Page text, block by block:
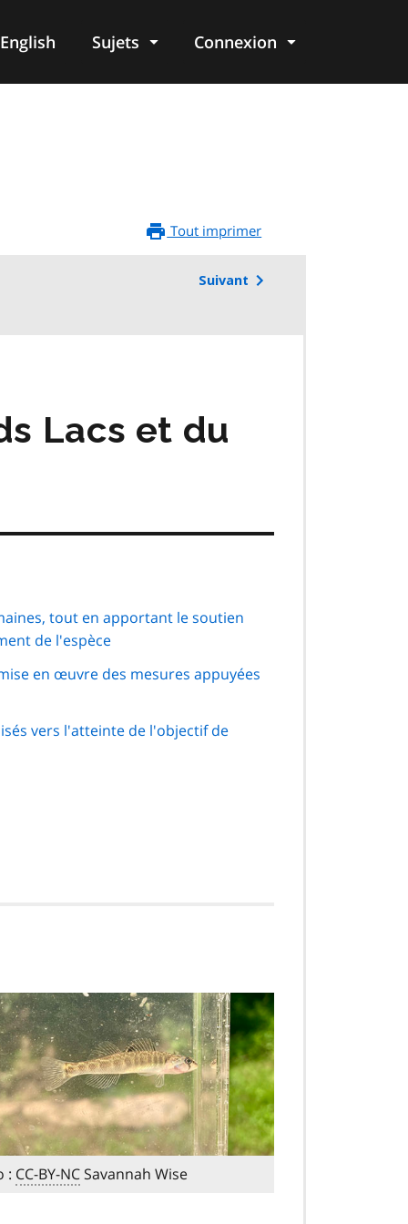
English Sujets Connexion
Tout imprimer
Suivant
Lacs et du
tout en apportant le soutien
de l'espèce
en œuvre des mesures appuyées
vers l'atteinte de l'objectif de
: CC-BY-NCSavannah Wise